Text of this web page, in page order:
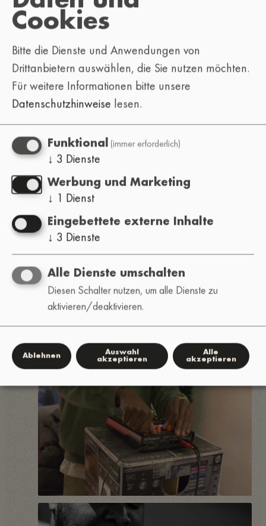
Cookies
Bitte die Dienste und Anwendungen von
Drittanbietern auswählen, die Sie nutzen möchten.
Für weitere Informationen bitte unsere
Datenschutzhinweise lesen.
Funktional (immer erforderlich)
↓ 3 Dienste
Werbung und Marketing
↓ 1 Dienst
Eingebettete externe Inhalte
↓ 3 Dienste
Alle Dienste umschalten
Diesen Schalter nutzen, um alle Dienste zu
aktivieren/deaktivieren.
Ablehnen
Auswahl
akzeptieren
Alle
akzeptieren